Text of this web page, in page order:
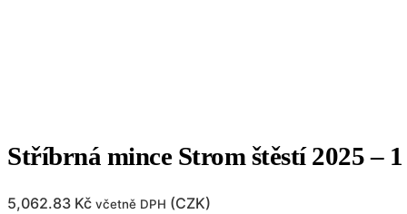
Stříbrná mince Strom štěstí 2025 –
5,062.83 Kč včetně DPH (CZK)